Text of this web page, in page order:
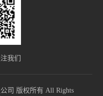
我们
司 版权所有 All Rights